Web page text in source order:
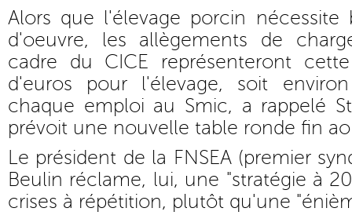
Alors que l'élevage porcin
d'oeuvre, les allègements de
cadre du CICE représenteront
d'euros pour l'élevage, soit
chaque emploi au Smic, a rappelé
prévoit une nouvelle table ronde fin
Le président de la FNSEA (premier
Beulin réclame, lui, une "stratégie à
crises à répétition, plutôt qu'une